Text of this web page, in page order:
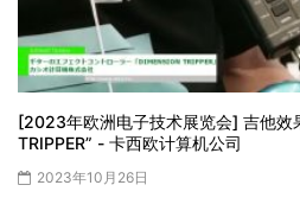
[2023年欧洲电子技术展览会] 吉他效
TRIPPER” - 卡西欧计算机公司
2023年10月26日